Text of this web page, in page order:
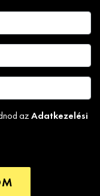
az Adatkezelési